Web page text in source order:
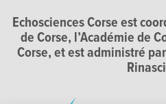
Echosciences Corse est
de Corse, l’Académie de
Corse, et est administré